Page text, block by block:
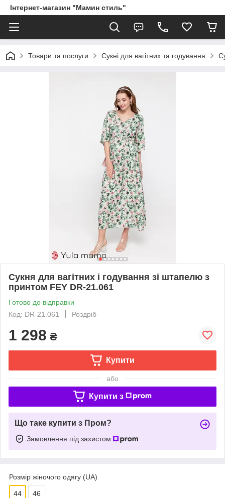
Інтернет-магазин "Мамин стиль"
Товари та послуги Сукні для вагітних та годування
Сукня для вагітних і годування зі штапелю з
принтом FEY DR-21.061
Готово до відправки
Код: DR-21.061
Роздріб
1 298 ₴
Купити
або
Купити з
Що таке купити з Пром?
Замовлення під захистом
Розмір жіночого одягу (UA)
44 46